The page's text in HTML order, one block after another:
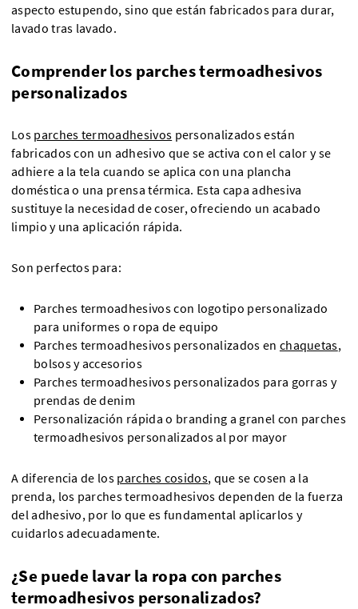
aspecto estupendo, sino que están fabricados para durar,
lavado tras lavado.
Comprender los parches termoadhesivos
personalizados
Los parches termoadhesivos personalizados están
fabricados con un adhesivo que se activa con el calor y se
adhiere a la tela cuando se aplica con una plancha
doméstica o una prensa térmica. Esta capa adhesiva
sustituye la necesidad de coser, ofreciendo un acabado
limpio y una aplicación rápida.
Son perfectos para:
Parches termoadhesivos con logotipo personalizado
para uniformes o ropa de equipo
Parches termoadhesivos personalizados en chaquetas,
bolsos y accesorios
Parches termoadhesivos personalizados para gorras y
prendas de denim
Personalización rápida o branding a granel con parches
termoadhesivos personalizados al por mayor
A diferencia de los parches cosidos, que se cosen a la
prenda, los parches termoadhesivos dependen de la fuerza
del adhesivo, por lo que es fundamental aplicarlos y
cuidarlos adecuadamente.
¿Se puede lavar la ropa con parches
termoadhesivos personalizados?